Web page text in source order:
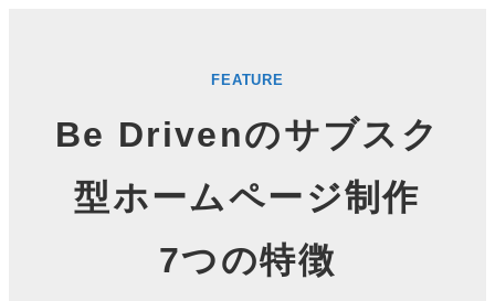
FEATURE
Be Drivenのサブスク
型ホームページ制作
7つの特徴